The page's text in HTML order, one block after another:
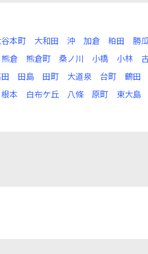
谷本町 大和田 沖 加倉 粕田 勝瓜
熊倉 熊倉町 桑ノ川 小橋 小林
田島 田町 大道泉 台町 鶴田
根本 白布ケ丘 八條 原町 東大島